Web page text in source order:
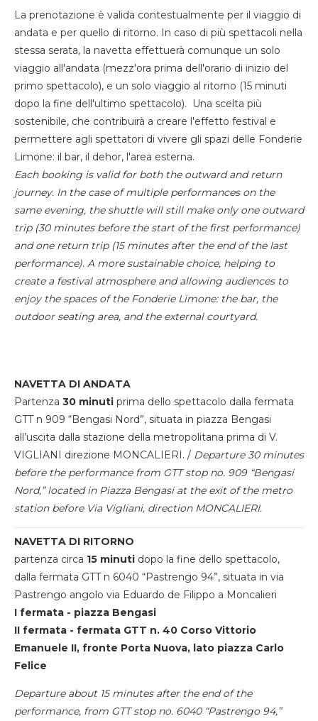
La prenotazione è valida contestualmente per il viaggio di
andata e per quello di ritorno. In caso di più spettacoli nella
stessa serata, la navetta effettuerà comunque un solo
viaggio all'andata (mezz'ora prima dell'orario di inizio del
primo spettacolo), e un solo viaggio al ritorno (15 minuti
dopo la fine dell'ultimo spettacolo). Una scelta più
sostenibile, che contribuirà a creare l'effetto festival e
permettere agli spettatori di vivere gli spazi delle Fonderie
Limone: il bar, il dehor, l'area esterna.
Each booking is valid for both the outward and return
journey. In the case of multiple performances on the
same evening, the shuttle will still make only one outward
trip (30 minutes before the start of the first performance)
and one return trip (15 minutes after the end of the last
performance). A more sustainable choice, helping to
create a festival atmosphere and allowing audiences to
enjoy the spaces of the Fonderie Limone: the bar, the
outdoor seating area, and the external courtyard.
NAVETTA DI ANDATA
Partenza 30 minuti prima dello spettacolo dalla fermata
GTT n 909 “Bengasi Nord”, situata in piazza Bengasi
all’uscita dalla stazione della metropolitana prima di V.
VIGLIANI direzione MONCALIERI. / Departure 30 minutes
before the performance from GTT stop no. 909 “Bengasi
Nord,” located in Piazza Bengasi at the exit of the metro
station before Via Vigliani, direction MONCALIERI.
NAVETTA DI RITORNO
partenza circa 15 minuti dopo la fine dello spettacolo,
dalla fermata GTT n 6040 “Pastrengo 94”, situata in via
Pastrengo angolo via Eduardo de Filippo a Moncalieri
I fermata - piazza Bengasi
II fermata - fermata GTT n. 40 Corso Vittorio
Emanuele II, fronte Porta Nuova, lato piazza Carlo
Felice
Departure about 15 minutes after the end of the
performance, from GTT stop no. 6040 “Pastrengo 94,”